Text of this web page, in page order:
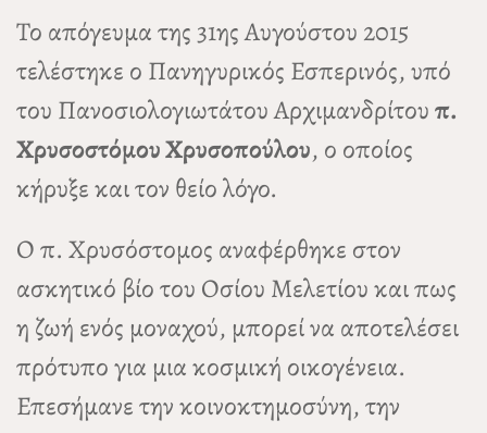
Το απόγευμα της 31ης Αυγούστου 2015
τελέστηκε ο Πανηγυρικός Εσπερινός, υπό
του Πανοσιολογιωτάτου Αρχιμανδρίτουπ.
Χρυσοστόμου Χρυσοπούλου, ο οποίος
κήρυξε και τον θείο λόγο.
Ο π. Χρυσόστομος αναφέρθηκε στον
ασκητικό βίο του Οσίου Μελετίου και πως
η ζωή ενός μοναχού, μπορεί να αποτελέσει
πρότυπο για μια κοσμική οικογένεια.
Επεσήμανε την κοινοκτημοσύνη, την